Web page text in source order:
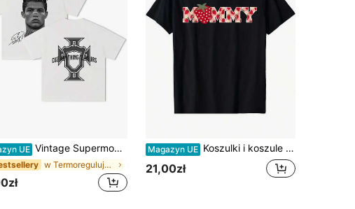
UE Vintage Supermodernisme Football Superstar Letnie
w Termoregulujący Koszulki męskie
Magazyn UE Koszulki i koszule streetwear vintage unisex – wygodna bawełna, luźny krój, okrągły dekolt, krótki rękaw, fajny design, lato
21,00zł